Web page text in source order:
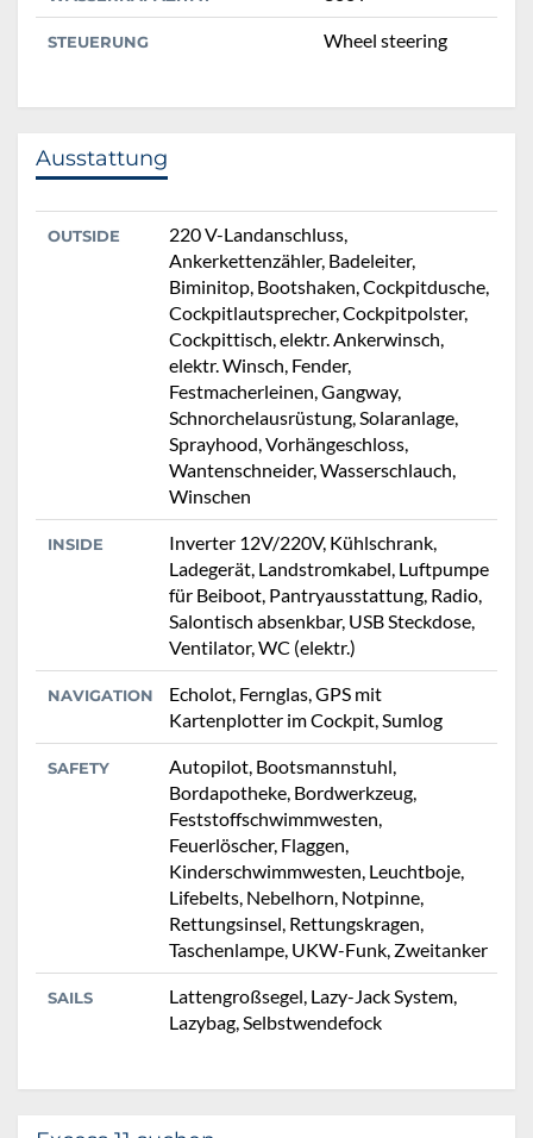
STEUERUNG Wheel steering
Ausstattung
OUTSIDE
220 V-Landanschluss,
Ankerkettenzähler, Badeleiter,
Biminitop, Bootshaken, Cockpitdusche,
Cockpitlautsprecher, Cockpitpolster,
Cockpittisch, elektr. Ankerwinsch,
elektr. Winsch, Fender,
Festmacherleinen, Gangway,
Schnorchelausrüstung, Solaranlage,
Sprayhood, Vorhängeschloss,
Wantenschneider, Wasserschlauch,
Winschen
INSIDE
Inverter 12V/220V, Kühlschrank,
Ladegerät, Landstromkabel, Luftpumpe
für Beiboot, Pantryausstattung, Radio,
Salontisch absenkbar, USB Steckdose,
Ventilator, WC (elektr.)
NAVIGATION
Echolot, Fernglas, GPS mit
Kartenplotter im Cockpit, Sumlog
SAFETY
Autopilot, Bootsmannstuhl,
Bordapotheke, Bordwerkzeug,
Feststoffschwimmwesten,
Feuerlöscher, Flaggen,
Kinderschwimmwesten, Leuchtboje,
Lifebelts, Nebelhorn, Notpinne,
Rettungsinsel, Rettungskragen,
Taschenlampe, UKW-Funk, Zweitanker
SAILS
Lattengroßsegel, Lazy-Jack System,
Lazybag, Selbstwendefock